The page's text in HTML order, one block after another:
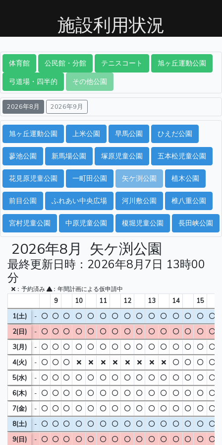
施設利用状況
体育館 公民館・分館 テニスコート
旭ヶ丘運動公園
弓道場・四半的
その他公園
2026年8月 2026年9月
旭ヶ丘運動公園 上米公園 早馬公園 ひえだ公園
蓼池公園 新馬場公園 塚原児童公園 五本松児童公園
花見原児童公園 一町田公園 矢ケ渕公園 植木公園
前目公園 ふれあい中央広場 河川敷公園 椎八重公園
宮村児童公園 中原児童公園 榎堀児童公園 長田峡公園
2026年8月 矢ケ渕公園
最終更新日時：2026年8月7日 13時00
分
：予約済み ：年間計画による仮申請中
9 10 11 12 13 14 15
1(土)
-
2(日)
-
3(月)
-
4(火)
-
5(水)
-
6(木)
-
7(金)
-
8(土)
-
9(日)
-